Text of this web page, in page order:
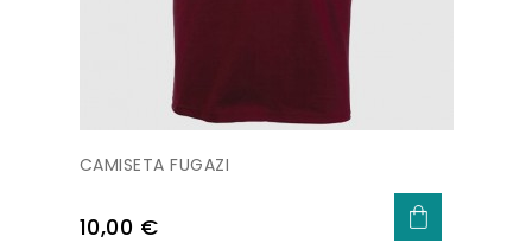
CAMISETA FUGAZI
Precio
10,00 €